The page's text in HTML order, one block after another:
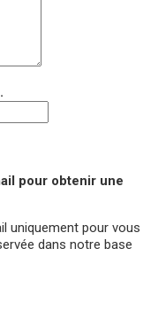
pour obtenir une
uniquement pour vous
dans notre base